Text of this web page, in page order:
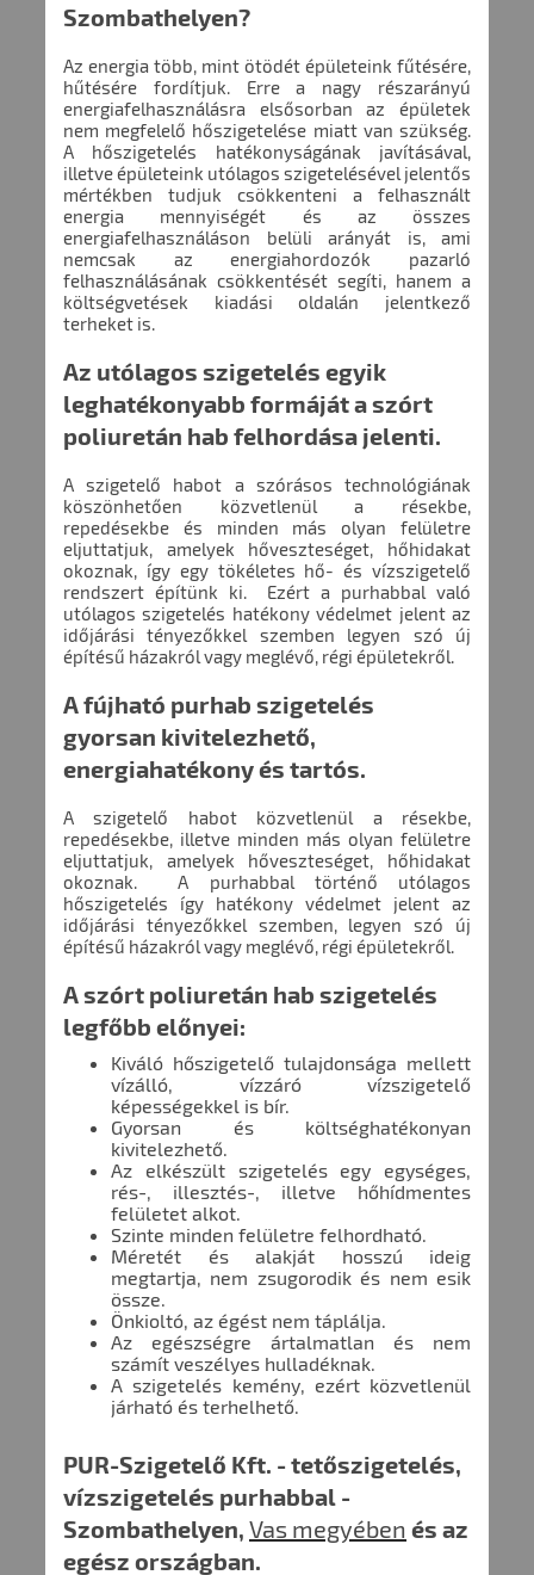
Szombathelyen?
Az energia több, mint ötödét épületeink fűtésére,
hűtésére fordítjuk. Erre a nagy részarányú
energiafelhasználásra elsősorban az épületek
nem megfelelő hőszigetelése miatt van szükség.
A hőszigetelés hatékonyságának javításával,
illetve épületeink utólagos szigetelésével jelentős
mértékben tudjuk csökkenteni a felhasznált
energia mennyiségét és az összes
energiafelhasználáson belüli arányát is, ami
nemcsak az energiahordozók pazarló
felhasználásának csökkentését segíti, hanem a
költségvetések kiadási oldalán jelentkező
terheket is.
Az utólagos szigetelés egyik
leghatékonyabb formáját a szórt
poliuretán hab felhordása jelenti.
A szigetelő habot a szórásos technológiának
köszönhetően közvetlenül a résekbe,
repedésekbe és minden más olyan felületre
eljuttatjuk, amelyek hőveszteséget, hőhidakat
okoznak, így egy tökéletes hő- és vízszigetelő
rendszert építünk ki. Ezért a purhabbal való
utólagos szigetelés hatékony védelmet jelent az
időjárási tényezőkkel szemben legyen szó új
építésű házakról vagy meglévő, régi épületekről.
A fújható purhab szigetelés
gyorsan kivitelezhető,
energiahatékony és tartós.
A szigetelő habot közvetlenül a résekbe,
repedésekbe, illetve minden más olyan felületre
eljuttatjuk, amelyek hőveszteséget, hőhidakat
okoznak. A purhabbal történő utólagos
hőszigetelés így hatékony védelmet jelent az
időjárási tényezőkkel szemben, legyen szó új
építésű házakról vagy meglévő, régi épületekről.
A szórt poliuretán hab szigetelés
legfőbb előnyei:
Kiváló hőszigetelő tulajdonsága mellett
vízálló, vízzáró vízszigetelő
képességekkel is bír.
Gyorsan és költséghatékonyan
kivitelezhető.
Az elkészült szigetelés egy egységes,
rés-, illesztés-, illetve hőhídmentes
felületet alkot.
Szinte minden felületre felhordható.
Méretét és alakját hosszú ideig
megtartja, nem zsugorodik és nem esik
össze.
Önkioltó, az égést nem táplálja.
Az egészségre ártalmatlan és nem
számít veszélyes hulladéknak.
A szigetelés kemény, ezért közvetlenül
járható és terhelhető.
PUR-Szigetelő Kft. - tetőszigetelés,
vízszigetelés purhabbal -
Szombathelyen, Vas megyében és az
egész országban.